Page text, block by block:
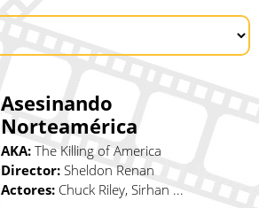
Asesinando
Norteamérica
AKA: The Killing of America
Director: Sheldon Renan
Actores: Chuck Riley, Sirhan ...